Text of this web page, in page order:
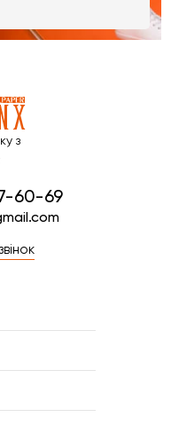
з
60-69